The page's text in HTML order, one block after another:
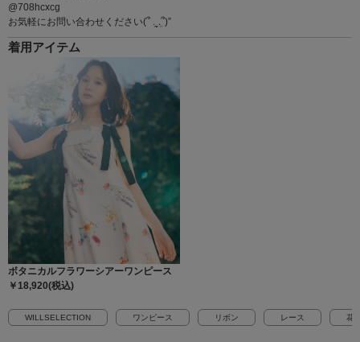
@708hcxcg
お気軽にお問い合わせください(՞ ܸ.‪ˬ.ܸ՞)”
着用アイテム
ボタニカルフラワーシアーワンピース
￥18,920(税込)
WILLSELECTION ワンピース リボン レース 花